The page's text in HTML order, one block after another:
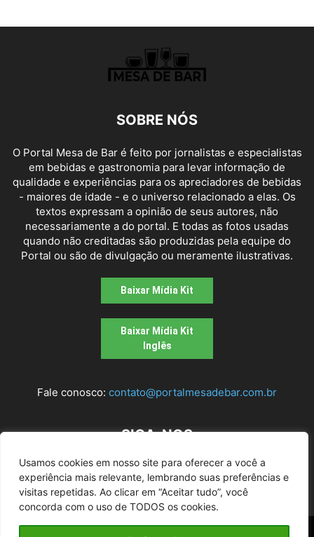
Usamos cookies em nosso site para oferecer a você a
experiência mais relevante, lembrando suas preferências e
visitas repetidas. Ao clicar em “Aceitar tudo”, você
concorda com o uso de TODOS os cookies.
SOBRE NÓS
O Portal Mesa de Bar é feito por jornalistas e especialistas
em bebidas e gastronomia para levar informação de
qualidade e experiências para os apreciadores de bebidas
- maiores de idade - e o universo relacionado a elas. Os
textos expressam a opinião de seus autores, não
necessariamente a do portal. E todas as fotos usadas
quando não creditadas são produzidas pela equipe do
Portal ou são de divulgação ou meramente ilustrativas.
Baixar Mídia Kit
Baixar Mídia Kit
Inglês
Fale conosco: contato@portalmesadebar.com.br
SIGA-NOS